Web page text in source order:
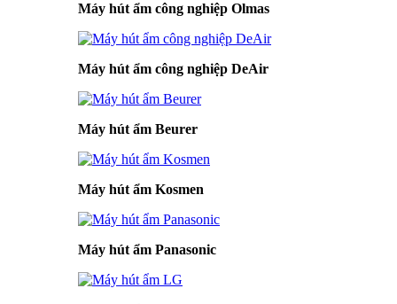
Máy hút ẩm công nghiệp Olmas
Máy hút ẩm công nghiệp DeAir
Máy hút ẩm Beurer
Máy hút ẩm Kosmen
Máy hút ẩm Panasonic